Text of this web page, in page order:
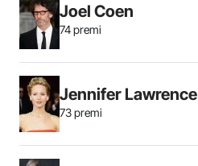
Joel Coen
74 premi
Jennifer Lawrence
73 premi